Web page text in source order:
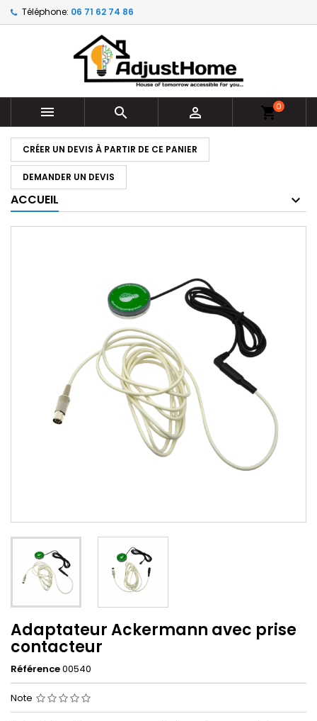
Téléphone: 06 71 62 74 86
   shopping_cart0
CRÉER UN DEVIS À PARTIR DE CE PANIER
DEMANDER UN DEVIS
ACCUEIL
Adaptateur Ackermann avec prise
contacteur
Référence00540
Note